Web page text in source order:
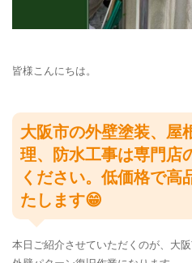
皆様こんにちは。
大阪市の外壁塗装、屋
理、防水工事は専門店
ください。低価格で高
たします😁
本日ご紹介させていただくのが、大